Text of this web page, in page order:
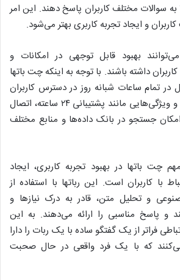
به سوالات مختلف کاربران پاسخ دهند. این امر
و ایجاد تجربه کاربری بهتر می‌شود.
بهبود قابل توجهی در امکانات و
داشته باشند. با توجه به اینکه چت باتها
در تمام ساعات شبانه روز در دسترس کاربران
باشند، افزایش امکانات و ویژگی‌هایی مانند پشتیبانی ۲۴ ساعته، اتصال
جستجو در بانک داده‌ها و منابع مختلف
چت باتها در بهبود تجربه کاربری، ایجاد
با کاربران است. این رباتها با استفاده از
و تحلیل متن، قادر به درک نیازها و
و پاسخ مناسبی را ارائه می‌دهند. به این
فراتر از یک گفتگو ساده با یک ربات را دارا
که با یک فرد واقعی در حال صحبت